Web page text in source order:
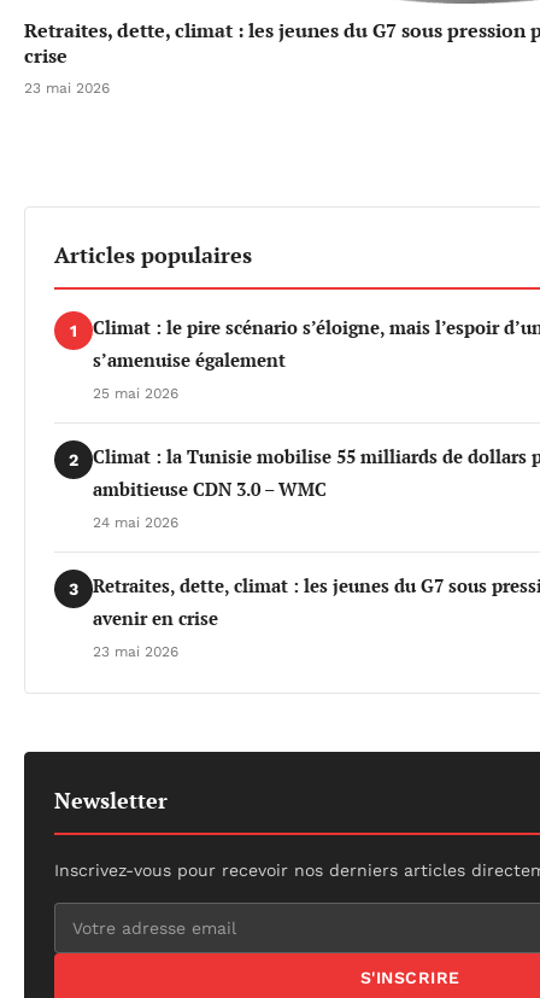
Retraites, dette, climat : les jeunes du G7 sous
crise
23 mai 2026
Articles populaires
1
Climat : le pire scénario s’éloigne, mais l’espoir
s’amenuise également
25 mai 2026
2
Climat : la Tunisie mobilise 55 milliards de dollars
ambitieuse CDN 3.0 – WMC
24 mai 2026
3
Retraites, dette, climat : les jeunes du G7 sous
avenir en crise
23 mai 2026
Newsletter
Inscrivez-vous pour recevoir nos derniers articles
S'INSCRIRE